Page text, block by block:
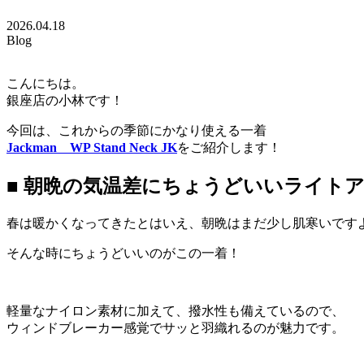
2026.04.18
Blog
こんにちは。
銀座店の小林です！
今回は、これからの季節にかなり使える一着
Jackman WP Stand Neck JKをご紹介します！
■ 朝晩の気温差にちょうどいいライト
春は暖かくなってきたとはいえ、朝晩はまだ少し肌寒いです
そんな時にちょうどいいのがこの一着！
軽量なナイロン素材に加えて、撥水性も備えているので、
ウィンドブレーカー感覚でサッと羽織れるのが魅力です。